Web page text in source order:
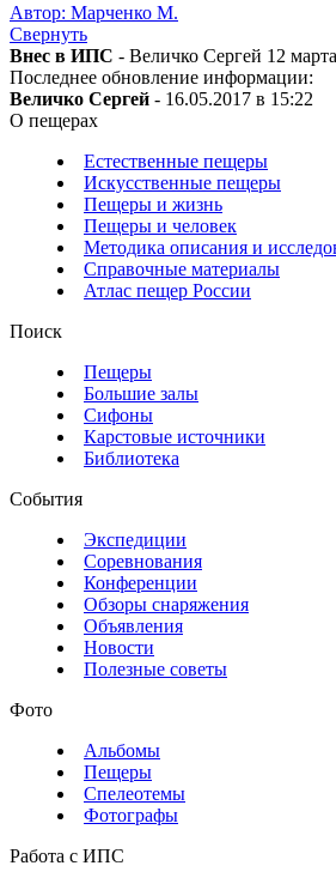
Автор: Марченко М.
Свернуть
Внес в ИПС - Величко Сергей 12
Последнее обновление информации:
Величко Сергей - 16.05.2017 в 15:22
О пещерах
Естественные пещеры
Искусственные пещеры
Пещеры и жизнь
Пещеры и человек
Методика описания и
Справочные материалы
Атлас пещер России
Поиск
Пещеры
Большие залы
Сифоны
Карстовые источники
Библиотека
События
Экспедиции
Соревнования
Конференции
Обзоры снаряжения
Объявления
Новости
Полезные советы
Фото
Альбомы
Пещеры
Спелеотемы
Фотографы
Работа с ИПС